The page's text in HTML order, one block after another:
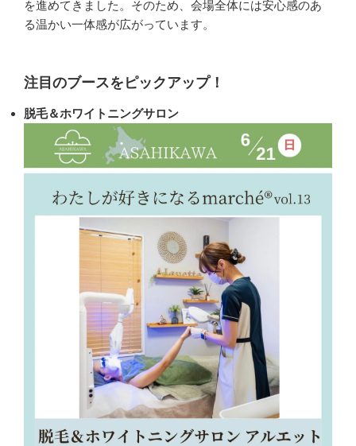
を進めてきました。そのため、会場全体には安心感のあ
る温かい一体感が広がっています。
注目のブースをピックアップ！
脱毛＆ホワイトニングサロン